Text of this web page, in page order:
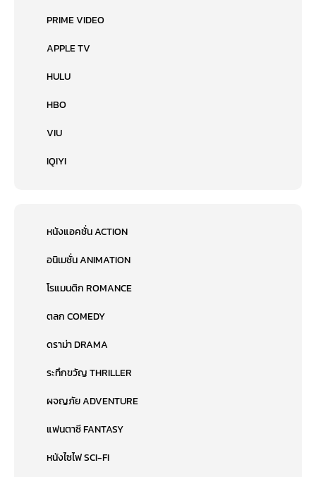
PRIME VIDEO
APPLE TV
HULU
HBO
VIU
IQIYI
หนังแอคชั่น ACTION
อนิเมชั่น ANIMATION
โรแมนติก ROMANCE
ตลก COMEDY
ดราม่า DRAMA
ระทึกขวัญ THRILLER
ผจญภัย ADVENTURE
แฟนตาซี FANTASY
หนังไซไฟ SCI-FI